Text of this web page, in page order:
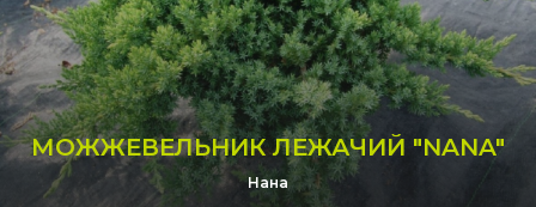
МОЖЖЕВЕЛЬНИК ЛЕЖАЧИЙ "NANA"
Нана